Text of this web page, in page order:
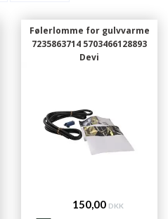
Følerlomme for gulvvarme
7235863714 5703466128893
Devi
150,00 DKK